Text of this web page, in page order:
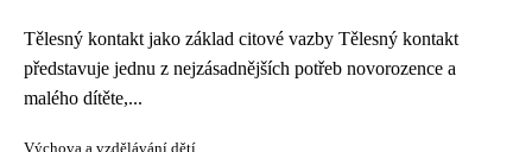
Tělesný kontakt jako základ citové vazby Tělesný kontakt
představuje jednu z nejzásadnějších potřeb novorozence a
malého dítěte,...
Výchova a vzdělávání dětí